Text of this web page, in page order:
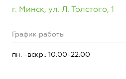
г. Минск, ул. Л. Толстого, 1
График работы
пн. -вскр.: 10:00-22:00